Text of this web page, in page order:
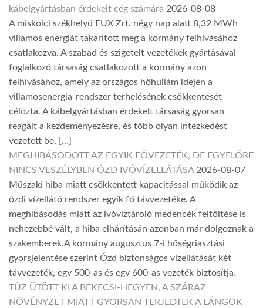
kábelgyártásban érdekelt cég számára 2026-08-08
A miskolci székhelyű FUX Zrt. négy nap alatt 8,32 MWh
villamos energiát takarított meg a kormány felhívásához
csatlakozva. A szabad és szigetelt vezetékek gyártásával
foglalkozó társaság csatlakozott a kormány azon
felhívásához, amely az országos hőhullám idején a
villamosenergia-rendszer terhelésének csökkentését
célozta. A kábelgyártásban érdekelt társaság gyorsan
reagált a kezdeményezésre, és több olyan intézkedést
vezetett be, […]
MEGHIBÁSODOTT AZ EGYIK FŐVEZETÉK, DE EGYELŐRE
NINCS VESZÉLYBEN ÓZD IVÓVÍZELLÁTÁSA 2026-08-07
Műszaki hiba miatt csökkentett kapacitással működik az
ózdi vízellátó rendszer egyik fő távvezetéke. A
meghibásodás miatt az ivóvíztároló medencék feltöltése is
nehezebbé vált, a hiba elhárításán azonban már dolgoznak a
szakemberek.A kormány augusztus 7-i hőségriasztási
gyorsjelentése szerint Ózd biztonságos vízellátását két
távvezeték, egy 500-as és egy 600-as vezeték biztosítja.
TŰZ ÜTÖTT KI A BEKECSI-HEGYEN, A SZÁRAZ
NÖVÉNYZET MIATT GYORSAN TERJEDTEK A LÁNGOK